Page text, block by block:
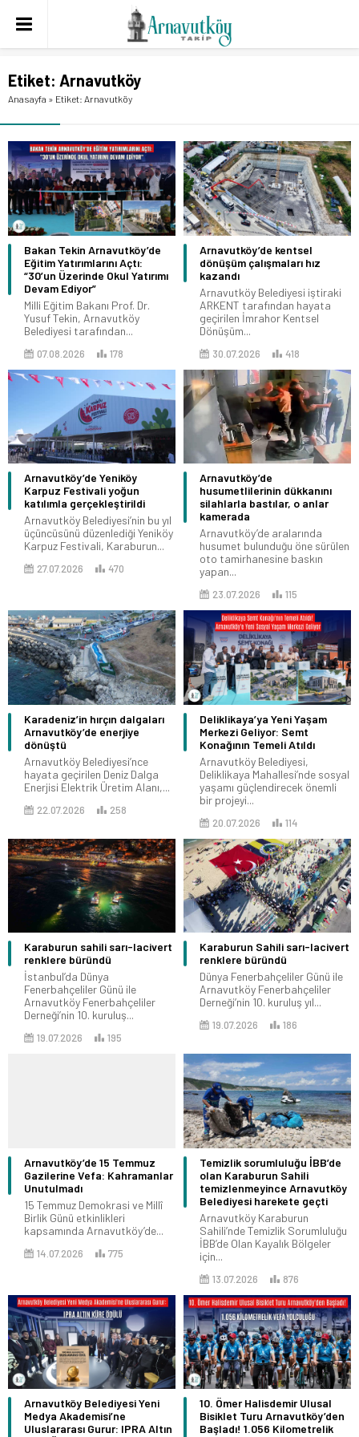
Etiket: Arnavutköy
Anasayfa » Etiket: Arnavutköy
Bakan Tekin Arnavutköy’de
Eğitim Yatırımlarını Açtı:
“30’un Üzerinde Okul Yatırımı
Devam Ediyor”
Milli Eğitim Bakanı Prof. Dr.
Yusuf Tekin, Arnavutköy
Belediyesi tarafından...
07.08.2026 178
Arnavutköy’de kentsel
dönüşüm çalışmaları hız
kazandı
Arnavutköy Belediyesi iştiraki
ARKENT tarafından hayata
geçirilen İmrahor Kentsel
Dönüşüm...
30.07.2026 418
Arnavutköy’de Yeniköy
Karpuz Festivali yoğun
katılımla gerçekleştirildi
Arnavutköy Belediyesi’nin bu yıl
üçüncüsünü düzenlediği Yeniköy
Karpuz Festivali, Karaburun...
27.07.2026 470
Arnavutköy’de
husumetlilerinin dükkanını
silahlarla bastılar, o anlar
kamerada
Arnavutköy’de aralarında
husumet bulunduğu öne sürülen
oto tamirhanesine baskın
yapan...
23.07.2026 115
Karadeniz’in hırçın dalgaları
Arnavutköy’de enerjiye
dönüştü
Arnavutköy Belediyesi’nce
hayata geçirilen Deniz Dalga
Enerjisi Elektrik Üretim Alanı,...
22.07.2026 258
Deliklikaya’ya Yeni Yaşam
Merkezi Geliyor: Semt
Konağının Temeli Atıldı
Arnavutköy Belediyesi,
Deliklikaya Mahallesi’nde sosyal
yaşamı güçlendirecek önemli
bir projeyi...
20.07.2026 114
Karaburun sahili sarı-lacivert
renklere büründü
İstanbul’da Dünya
Fenerbahçeliler Günü ile
Arnavutköy Fenerbahçeliler
Derneği’nin 10. kuruluş...
19.07.2026 195
Karaburun Sahili sarı-lacivert
renklere büründü
Dünya Fenerbahçeliler Günü ile
Arnavutköy Fenerbahçeliler
Derneği’nin 10. kuruluş yıl...
19.07.2026 186
Arnavutköy’de 15 Temmuz
Gazilerine Vefa: Kahramanlar
Unutulmadı
15 Temmuz Demokrasi ve Millî
Birlik Günü etkinlikleri
kapsamında Arnavutköy’de...
14.07.2026 775
Temizlik sorumluluğu İBB’de
olan Karaburun Sahili
temizlenmeyince Arnavutköy
Belediyesi harekete geçti
Arnavutköy Karaburun
Sahili’nde Temizlik Sorumluluğu
İBB’de Olan Kayalık Bölgeler
için...
13.07.2026 876
Arnavutköy Belediyesi Yeni
Medya Akademisi’ne
Uluslararası Gurur: IPRA Altın
10. Ömer Halisdemir Ulusal
Bisiklet Turu Arnavutköy’den
Başladı! 1.056 Kilometrelik